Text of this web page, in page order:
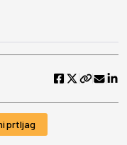
prtljag